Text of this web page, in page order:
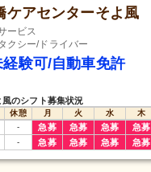
ケアセンターそよ風
ービス
クシー/ドライバー
験可/自動車免許
のシフト募集状況
休憩 月 火 水 木
- 急募 急募 急募 急募
- 急募 急募 急募 急募